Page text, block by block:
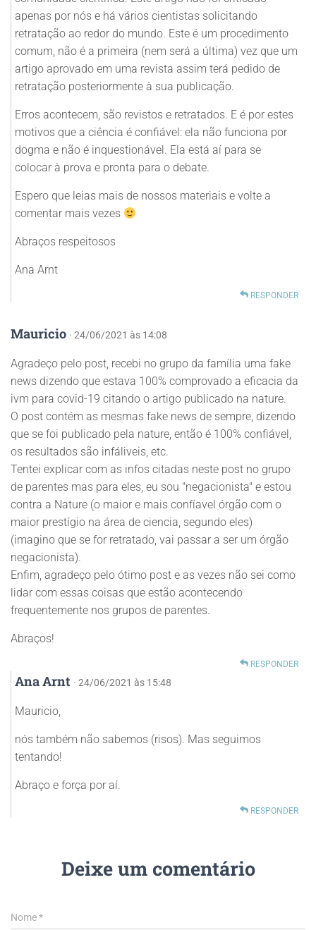
apenas por nós e há vários cientistas solicitando
retratação ao redor do mundo. Este é um procedimento
comum, não é a primeira (nem será a última) vez que um
artigo aprovado em uma revista assim terá pedido de
retratação posteriormente à sua publicação.
Erros acontecem, são revistos e retratados. E é por estes
motivos que a ciência é confiável: ela não funciona por
dogma e não é inquestionável. Ela está aí para se
colocar à prova e pronta para o debate.
Espero que leias mais de nossos materiais e volte a
comentar mais vezes
Abraços respeitosos
Ana Arnt
RESPONDER
Mauricio · 24/06/2021 às 14:08
Agradeço pelo post, recebi no grupo da família uma fake
news dizendo que estava 100% comprovado a eficacia da
ivm para covid-19 citando o artigo publicado na nature.
O post contém as mesmas fake news de sempre, dizendo
que se foi publicado pela nature, então é 100% confiável,
os resultados são infáliveis, etc.
Tentei explicar com as infos citadas neste post no grupo
de parentes mas para eles, eu sou "negacionista" e estou
contra a Nature (o maior e mais confíavel órgão com o
maior prestígio na área de ciencia, segundo eles)
(imagino que se for retratado, vai passar a ser um órgão
negacionista).
Enfim, agradeço pelo ótimo post e as vezes não sei como
lidar com essas coisas que estão acontecendo
frequentemente nos grupos de parentes.
Abraços!
RESPONDER
Ana Arnt · 24/06/2021 às 15:48
Mauricio,
nós também não sabemos (risos). Mas seguimos
tentando!
Abraço e força por aí.
RESPONDER
Deixe um comentário
Nome*